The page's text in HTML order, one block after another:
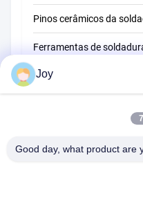
Pinos cerâmicos da
Ferramentas de
Máquina de soldadura
Joy
Good day, what product are